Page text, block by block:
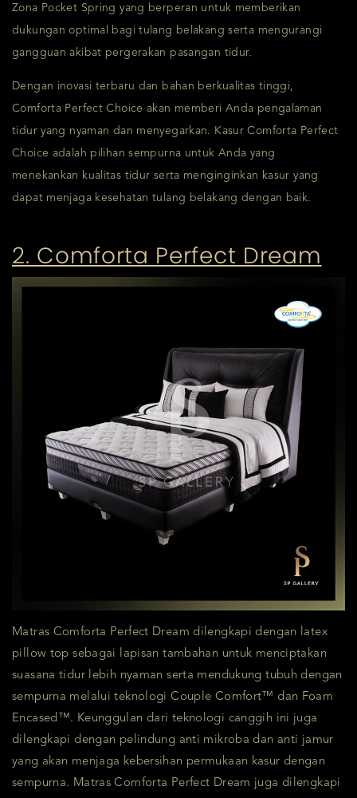
Zona Pocket Spring yang berperan untuk memberikan
dukungan optimal bagi tulang belakang serta mengurangi
gangguan akibat pergerakan pasangan tidur.
Dengan inovasi terbaru dan bahan berkualitas tinggi,
Comforta Perfect Choice akan memberi Anda pengalaman
tidur yang nyaman dan menyegarkan. Kasur Comforta Perfect
Choice adalah pilihan sempurna untuk Anda yang
menekankan kualitas tidur serta menginginkan kasur yang
dapat menjaga kesehatan tulang belakang dengan baik.
2. Comforta Perfect Dream
Matras Comforta Perfect Dream dilengkapi dengan latex
pillow top sebagai lapisan tambahan untuk menciptakan
suasana tidur lebih nyaman serta mendukung tubuh dengan
sempurna melalui teknologi Couple Comfort™ dan Foam
Encased™. Keunggulan dari teknologi canggih ini juga
dilengkapi dengan pelindung anti mikroba dan anti jamur
yang akan menjaga kebersihan permukaan kasur dengan
sempurna. Matras Comforta Perfect Dream juga dilengkapi